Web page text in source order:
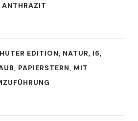
ANTHRAZIT
EDITION, NATUR, I6,
PAPIERSTERN, MIT